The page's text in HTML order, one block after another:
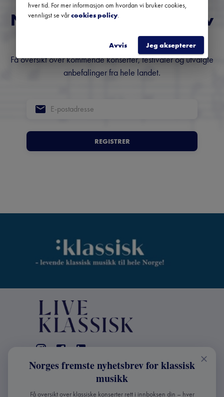
Norges fremste nyhetsbrev
om klassisk musikk
Få oversikt over kommende konserter, festivaler og utvalgte
anbefalinger fra hele landet.
REGISTRER
KONTAKT
Live Klassisk: +47 98670803
Norges fremste nyhetsbrev for klassisk
musikk
Få oversikt over klassiske konserter rett i innboksen din – hver
hver tid. For mer informasjon om hvordan vi bruker cookies,
vennligst se vårcookies policy.
Avvis Jeg aksepterer